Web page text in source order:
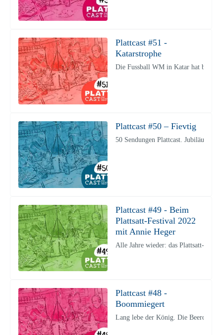
Plattcast #51 -
Katarstrophe
Die Fussball WM in Katar hat
Plattcast #50 – Fievtig
50 Sendungen Plattcast. Jubiläum!
Plattcast #49 - Beim
Plattsatt-Festival 2022
mit Annie Heger
Alle Jahre wieder: das Plattsatt-
Plattcast #48 -
Boommiegert
Lang lebe der König. Die